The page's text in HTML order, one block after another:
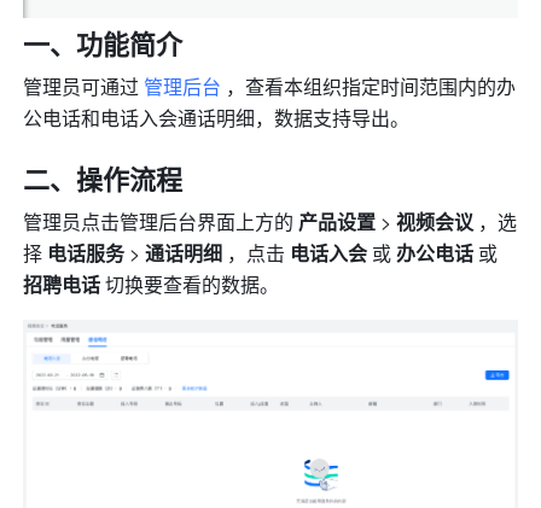
一、功能简介
管理员可通过 管理后台 ，查看本组织指定时间范围内的办
公电话和电话入会通话明细，数据支持导出。
二、操作流程
管理员点击管理后台界面上方的 产品设置 > 视频会议 ，选
择 电话服务 > 通话明细 ，点击 电话入会 或 办公电话
招聘电话 切换要查看的数据。